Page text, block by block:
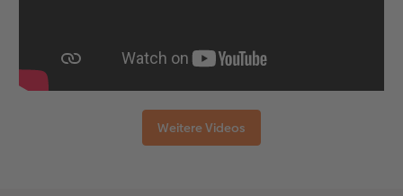
Weitere Videos